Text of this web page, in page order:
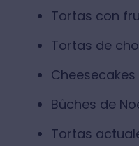
Tortas con
Tortas de
Cheesecakes
Bûches de
Tortas